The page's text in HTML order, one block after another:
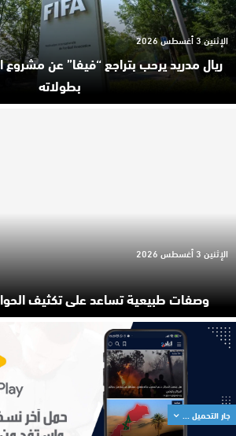
ريال مدريد يرحب بتراجع “فيفا” عن
بطولاته
الإثنين 3 أغسطس 2026
وصفات طبيعية تساعد على تكثيف
الإثنين 3 أغسطس 2026
جار التحميل ...